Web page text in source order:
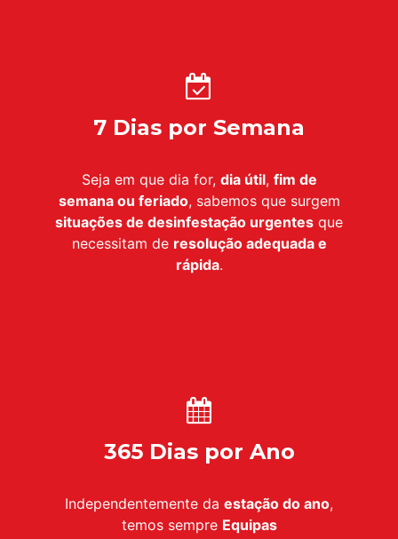
7 Dias por Semana
Seja em que dia for, dia útil, fim de
semana ou feriado, sabemos que surgem
situações de desinfestação urgentes que
necessitam de resolução adequada e
rápida.
365 Dias por Ano
Independentemente da estação do ano,
temos sempre Equipas